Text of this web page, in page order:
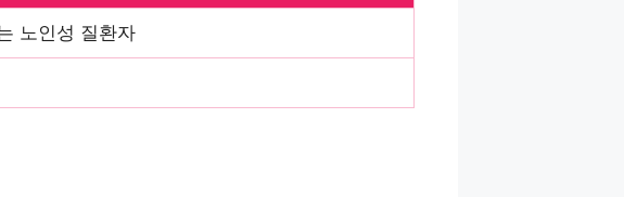
노인성 질환자